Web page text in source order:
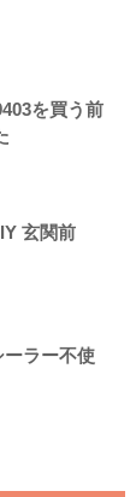
を買う前
玄関前
ラー不使